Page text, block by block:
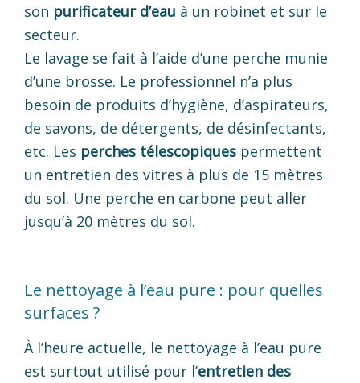
son purificateur d’eau à un robinet et sur le
secteur.
Le lavage se fait à l’aide d’une perche munie
d’une brosse. Le professionnel n’a plus
besoin de produits d’hygiène, d’aspirateurs,
de savons, de détergents, de désinfectants,
etc. Les perches télescopiques permettent
un entretien des vitres à plus de 15 mètres
du sol. Une perche en carbone peut aller
jusqu’à 20 mètres du sol.
Le nettoyage à l’eau pure : pour quelles
surfaces ?
À l’heure actuelle, le nettoyage à l’eau pure
est surtout utilisé pour l’entretien des